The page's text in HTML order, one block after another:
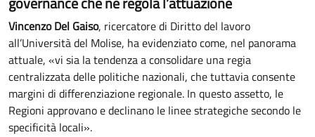
Vincenzo Del Gaiso, ricercatore di Diritto del lavoro
all’Università del Molise, ha evidenziato come, nel panorama
attuale, «vi sia la tendenza a consolidare una regia
centralizzata delle politiche nazionali, che tuttavia consente
margini di differenziazione regionale. In questo assetto, le
Regioni approvano e declinano le linee strategiche secondo le
specificità locali».